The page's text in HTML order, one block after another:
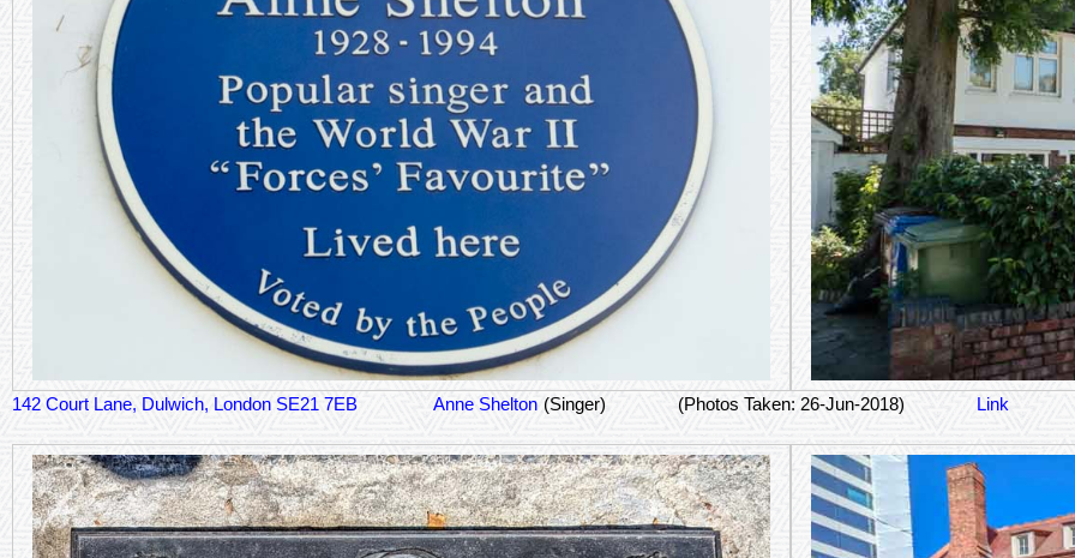
142 Court Lane, Dulwich, London SE21 7EB Anne Shelton (Singer) (Photos Taken: 26-Jun-2018) Link